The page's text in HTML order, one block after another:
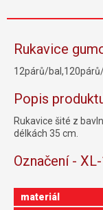
Rukavice
12párů/
Popis
Rukavice šité z
délkách 35 cm.
Označení -
materiál